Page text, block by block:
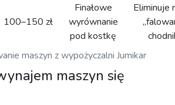
maszyn z wypożyczalni Jumikar
100–150 zł
Finałowe
wyrównanie
pod kostkę
Eliminuje
maszyn się